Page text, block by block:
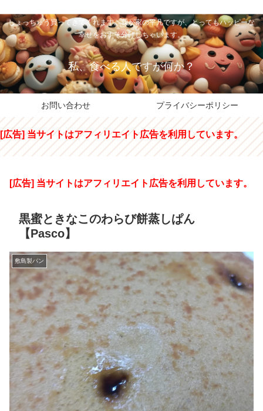
しょっちゅう買ってきてくれます。我が家の平凡ですが、とってもハッピーな
幸せをおすそ分けしちゃいます。
私、食べる人ですが何か？
お問い合わせ プライバシーポリシー
[広告] 当サイトはアフィリエイト広告を利用しています。
[広告] 当サイトはアフィリエイト広告を利用しています。
黒蜜ときなこのわらび餅蒸しぱん
【Pasco】
敷島製パン